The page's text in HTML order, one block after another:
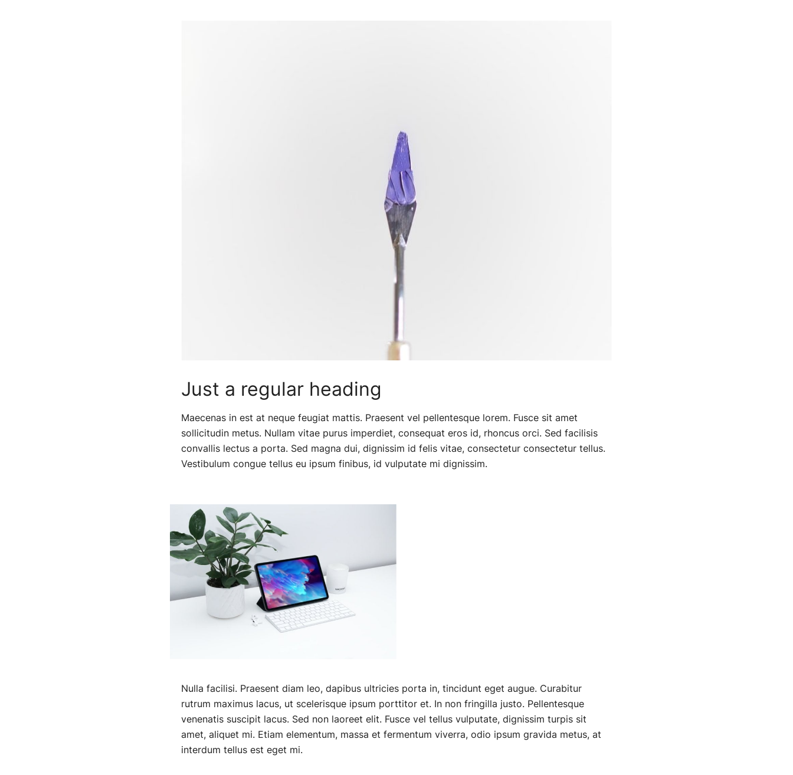
Just a regular heading
Maecenas in est at neque feugiat mattis. Praesent vel pellentesque lorem. Fusce sit amet
sollicitudin metus. Nullam vitae purus imperdiet, consequat eros id, rhoncus orci. Sed facilisis
convallis lectus a porta. Sed magna dui, dignissim id felis vitae, consectetur consectetur tellus.
Vestibulum congue tellus eu ipsum finibus, id vulputate mi dignissim.
Nulla facilisi. Praesent diam leo, dapibus ultricies porta in, tincidunt eget augue. Curabitur
rutrum maximus lacus, ut scelerisque ipsum porttitor et. In non fringilla justo. Pellentesque
venenatis suscipit lacus. Sed non laoreet elit. Fusce vel tellus vulputate, dignissim turpis sit
amet, aliquet mi. Etiam elementum, massa et fermentum viverra, odio ipsum gravida metus, at
interdum tellus est eget mi.